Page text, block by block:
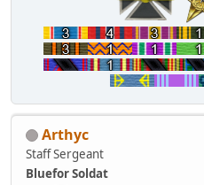
Arthyc
Staff Sergeant
Bluefor Soldat